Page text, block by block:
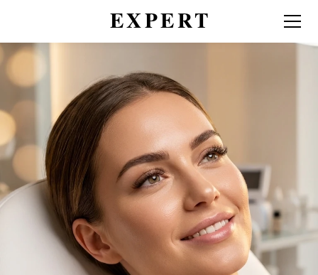
Наращивание ресниц
Профессиональное наращивание
ресниц в Берлине – Экспертиза с
2013 года